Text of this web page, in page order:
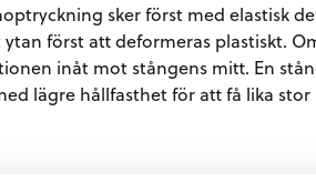
sker först med elastisk
först att deformeras plastiskt.
inåt mot stångens mitt. En
lägre hållfasthet för att få lika